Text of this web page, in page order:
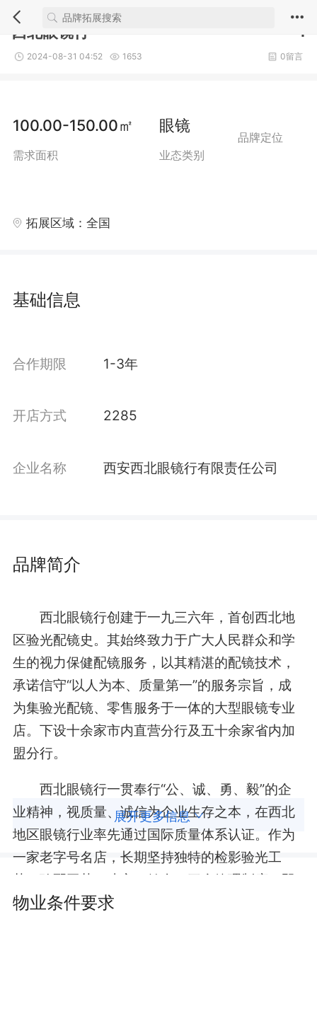
1
西北眼镜行
2024-08-31 04:52 1653 0留言
100.00-150.00㎡
需求面积
眼镜
业态类别
品牌定位
拓展区域：全国
基础信息
合作期限 1-3年
开店方式 2285
企业名称 西安西北眼镜行有限责任公司
品牌简介
西北眼镜行创建于一九三六年，首创西北地
区验光配镜史。其始终致力于广大人民群众和学
生的视力保健配镜服务，以其精湛的配镜技术，
承诺信守“以人为本、质量第一”的服务宗旨，成
为集验光配镜、零售服务于一体的大型眼镜专业
店。下设十余家市内直营分行及五十余家省内加
盟分行。
西北眼镜行一贯奉行“公、诚、勇、毅”的企
业精神，视质量、诚信为企业生存之本，在西北
地区眼镜行业率先通过国际质量体系认证。作为
一家老字号名店，长期坚持独特的检影验光工
艺、验配工艺，建立、健全了三个管理制度，即
质量管理制度、计量管理制度、标准化管理制
展开更多信息
物业条件要求